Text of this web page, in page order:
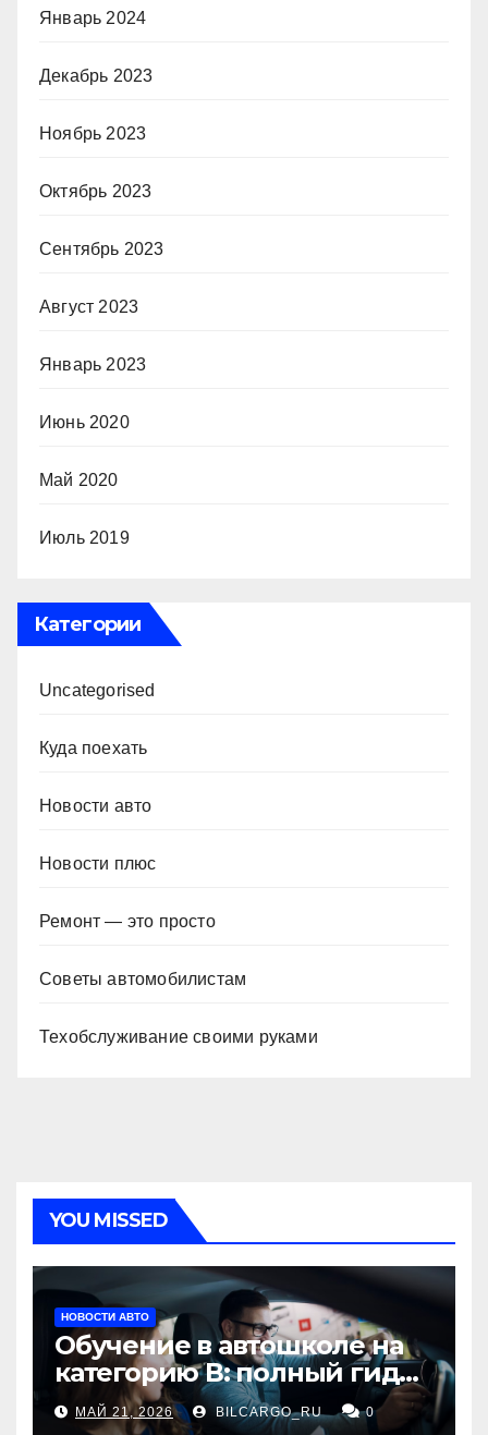
Январь 2024
Декабрь 2023
Ноябрь 2023
Октябрь 2023
Сентябрь 2023
Август 2023
Январь 2023
Июнь 2020
Май 2020
Июль 2019
Категории
Uncategorised
Куда поехать
Новости авто
Новости плюс
Ремонт — это просто
Советы автомобилистам
Техобслуживание своими руками
YOU MISSED
НОВОСТИ АВТО
Обучение в автошколе на
категорию В: полный гид
для будущих водителей
МАЙ 21, 2026 BILCARGO_RU 0